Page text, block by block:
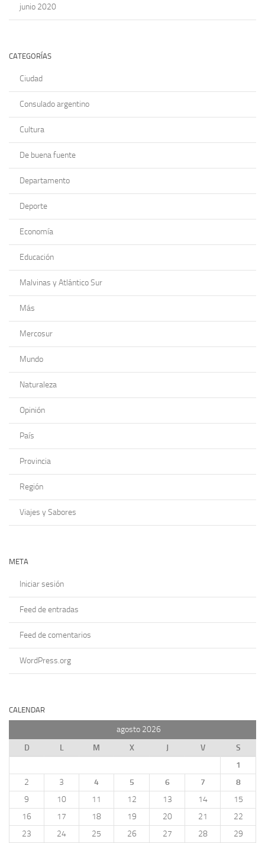
junio 2020
CATEGORÍAS
Ciudad
Consulado argentino
Cultura
De buena fuente
Departamento
Deporte
Economía
Educación
Malvinas y Atlántico Sur
Más
Mercosur
Mundo
Naturaleza
Opinión
País
Provincia
Región
Viajes y Sabores
META
Iniciar sesión
Feed de entradas
Feed de comentarios
WordPress.org
CALENDAR
agosto 2026
D
L M X J V
S
1
2
3 4 5 6 7
8
9
10 11 12 13 14
15
16
17 18 19 20 21
22
23
24 25 26 27 28 29